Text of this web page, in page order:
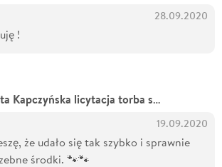
28.09.2020
!
Małgorzata Kapczyńska licytacja torba szara
19.09.2020
że udało się tak szybko i sprawnie
środki. 🐾🐾